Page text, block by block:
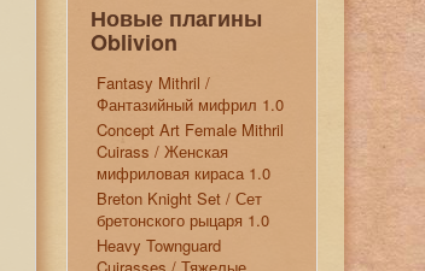
Новые плагины
Oblivion
Fantasy Mithril /
Фантазийный мифрил 1.0
Concept Art Female Mithril
Cuirass / Женская
мифриловая кираса 1.0
Breton Knight Set / Сет
бретонского рыцаря 1.0
Heavy Townguard